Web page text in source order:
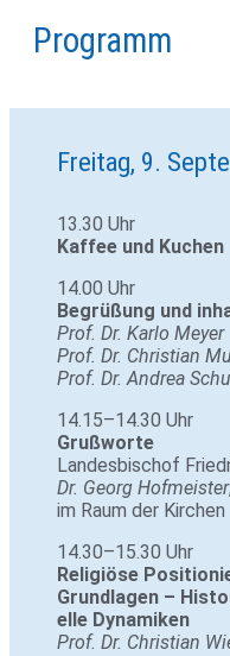
Programm
Freitag, 9.
13.30 Uhr
Kaffee und Kuchen
14.00 Uhr
Begrü­ßung und
Prof. Dr. Karlo Meyer
Prof. Dr. Chris­tian
Prof. Dr. Andrea
14.15–14.30 Uhr
Gruß­worte
Lan­des­bi­schof
Dr. Georg Hof­meister
im Raum der Kirchen
14.30–15.30 Uhr
Reli­giöse
Grund­lagen –
elle Dyna­miken
Prof. Dr. Chris­tian